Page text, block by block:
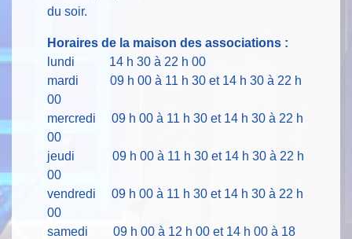
du soir.
Horaires de la maison des associations :
lundi 14 h 30 à 22 h 00
mardi 09 h 00 à 11 h 30 et 14 h 30 à 22 h
00
mercredi 09 h 00 à 11 h 30 et 14 h 30 à 22 h
00
jeudi 09 h 00 à 11 h 30 et 14 h 30 à 22 h
00
vendredi 09 h 00 à 11 h 30 et 14 h 30 à 22 h
00
samedi 09 h 00 à 12 h 00 et 14 h 00 à 18